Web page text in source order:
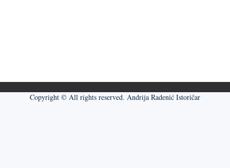
Copyright © All rights reserved. Andrija Radenić Istoričar